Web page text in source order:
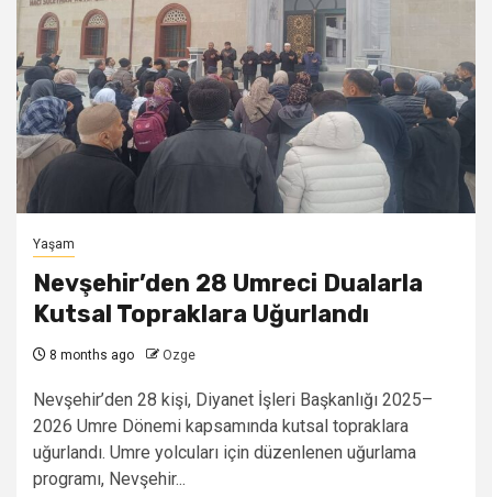
Yaşam
Nevşehir’den 28 Umreci Dualarla
Kutsal Topraklara Uğurlandı
8 months ago Ozge
Nevşehir’den 28 kişi, Diyanet İşleri Başkanlığı 2025–
2026 Umre Dönemi kapsamında kutsal topraklara
uğurlandı. Umre yolcuları için düzenlenen uğurlama
programı, Nevşehir...